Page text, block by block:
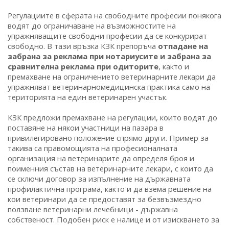
Регулациите в сферата на свободните професии понякога
водят до ограничаване на възможностите на
упражняващите свободни професии да се конкурират
свободно. В тази връзка КЗК препоръча отпадане на
забрана за реклама при нотариусите и забрана за
сравнителна реклама при одиторите, както и
премахване на ограничението ветеринарните лекари да
упражняват ветеринарномедицинска практика само на
територията на един ветеринарен участък.
КЗК предложи премахване на регулации, които водят до
поставяне на някои участници на пазара в
привилегировано положение спрямо други. Пример за
такива са правомощията на професионалната
организация на ветеринарите да определя броя и
поименния състав на ветеринарните лекари, с които да
се сключи договор за изпълнение на държавната
профилактична програма, както и да взема решение на
кои ветеринари да се предоставят за безвъзмездно
ползване ветеринарни лечебници - държавна
собственост. Подобен риск е налице и от изискването за